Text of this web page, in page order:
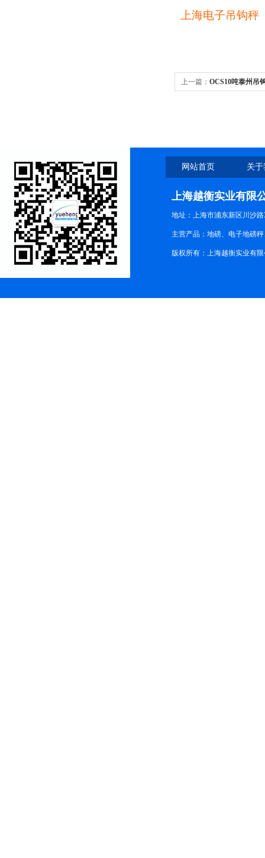
上海电子吊钩秤
上一篇： OCS10吨泰州吊
网站首页 关
上海越衡实业有限
地址：上海市浦东新区川沙路
主营产品：地磅、电子地磅
版权所有：上海越衡实业有